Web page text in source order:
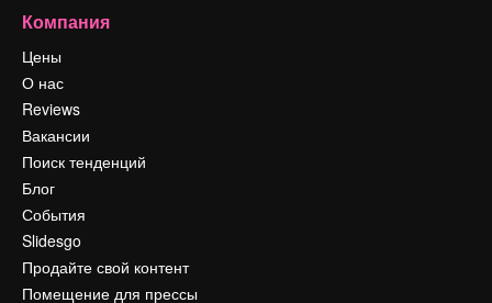
Компания
Цены
О нас
Reviews
Вакансии
Поиск тенденций
Блог
События
Slidesgo
Продайте свой контент
Помещение для прессы